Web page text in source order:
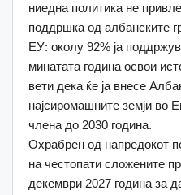
ниедна политика не
поддршка од албанските
ЕУ: околу 92% ја
минатата година освои
вети дека ќе ја внесе
најсиромашните земји во
члена до 2030 година.
Охрабрен од напредокот
на честопати сложените
декември 2027 година за